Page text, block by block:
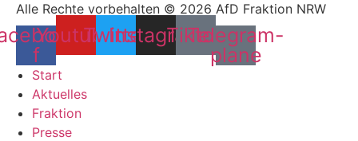
Alle Rechte vorbehalten © 2026 AfD Fraktion NRW
f
YoutubeTwitter
Instagram
Tiktok
Telegram-
plane
Start
Aktuelles
Fraktion
Presse